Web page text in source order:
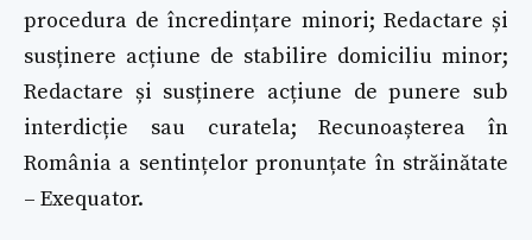
procedura de încredințare minori; Redactare și
susținere acțiune de stabilire domiciliu minor;
Redactare și susținere acțiune de punere sub
interdicție sau curatela; Recunoașterea în
România a sentințelor pronunțate în străinătate
– Exequator.